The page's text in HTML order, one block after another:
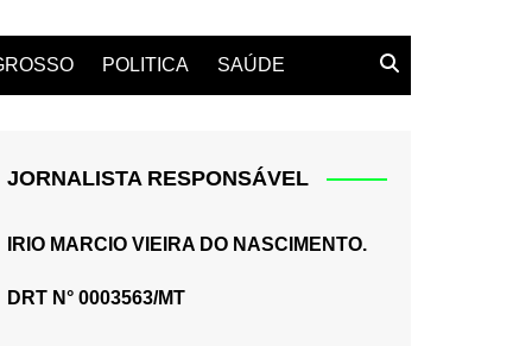
POLITICA SAÚDE
JORNALISTA RESPONSÁVEL
IRIO MARCIO VIEIRA DO NASCIMENTO.
DRT N° 0003563/MT